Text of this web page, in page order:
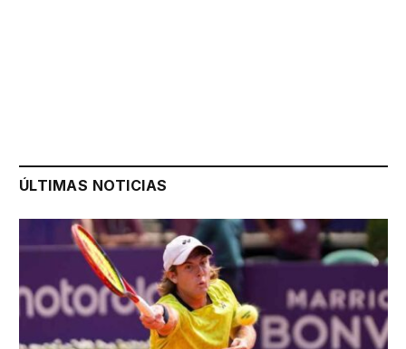
ÚLTIMAS NOTICIAS